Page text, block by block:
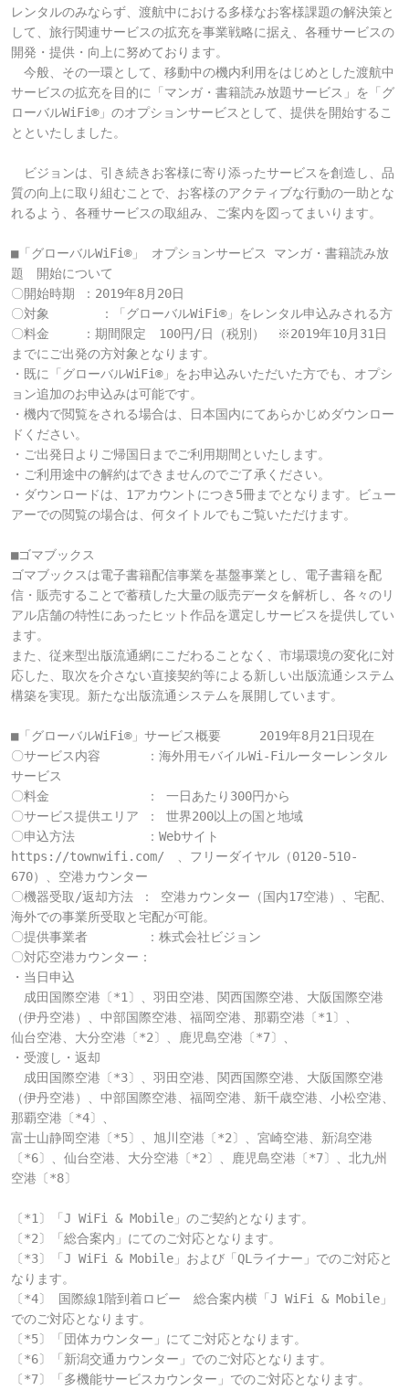
レンタルのみならず、渡航中における多様なお客様課題の解決策と
して、旅行関連サービスの拡充を事業戦略に据え、各種サービスの
開発・提供・向上に努めております。
今般、その一環として、移動中の機内利用をはじめとした渡航中
サービスの拡充を目的に「マンガ・書籍読み放題サービス」を「グ
ローバルWiFi®」のオプションサービスとして、提供を開始するこ
とといたしました。
ビジョンは、引き続きお客様に寄り添ったサービスを創造し、品
質の向上に取り組むことで、お客様のアクティブな行動の一助とな
れるよう、各種サービスの取組み、ご案内を図ってまいります。
■「グローバルWiFi®」 オプションサービス マンガ・書籍読み放
題　開始について
〇開始時期 ：2019年8月20日
〇対象       ：「グローバルWiFi®」をレンタル申込みされる方
〇料金　　 ：期間限定　100円/日（税別）　※2019年10月31日
までにご出発の方対象となります。
・既に「グローバルWiFi®」をお申込みいただいた方でも、オプシ
ョン追加のお申込みは可能です。
・機内で閲覧をされる場合は、日本国内にてあらかじめダウンロー
ドください。
・ご出発日よりご帰国日までご利用期間といたします。
・ご利用途中の解約はできませんのでご了承ください。
・ダウンロードは、1アカウントにつき5冊までとなります。ビュー
アーでの閲覧の場合は、何タイトルでもご覧いただけます。
■ゴマブックス
ゴマブックスは電子書籍配信事業を基盤事業とし、電子書籍を配
信・販売することで蓄積した大量の販売データを解析し、各々のリ
アル店舗の特性にあったヒット作品を選定しサービスを提供してい
ます。
また、従来型出版流通網にこだわることなく、市場環境の変化に対
応した、取次を介さない直接契約等による新しい出版流通システム
構築を実現。新たな出版流通システムを展開しています。
■「グローバルWiFi®」サービス概要　　　2019年8月21日現在
〇サービス内容 　　　：海外用モバイルWi-Fiルーターレンタル
サービス
〇料金 　　　　　　　： 一日あたり300円から
〇サービス提供エリア ： 世界200以上の国と地域
〇申込方法 　　　　　：Webサイト
https://townwifi.com/　、フリーダイヤル（0120-510-
670）、空港カウンター
〇機器受取/返却方法 ： 空港カウンター（国内17空港）、宅配、
海外での事業所受取と宅配が可能。
〇提供事業者　　　　 ：株式会社ビジョン
〇対応空港カウンター：
・当日申込
成田国際空港〔*1〕、羽田空港、関西国際空港、大阪国際空港
（伊丹空港）、中部国際空港、福岡空港、那覇空港〔*1〕、
仙台空港、大分空港〔*2〕、鹿児島空港〔*7〕、
・受渡し・返却
成田国際空港〔*3〕、羽田空港、関西国際空港、大阪国際空港
（伊丹空港）、中部国際空港、福岡空港、新千歳空港、小松空港、
那覇空港〔*4〕、
富士山静岡空港〔*5〕、旭川空港〔*2〕、宮崎空港、新潟空港
〔*6〕、仙台空港、大分空港〔*2〕、鹿児島空港〔*7〕、北九州
空港〔*8〕
〔*1〕「J WiFi & Mobile」のご契約となります。
〔*2〕「総合案内」にてのご対応となります。
〔*3〕「J WiFi & Mobile」および「QLライナー」でのご対応と
なります。
〔*4〕 国際線1階到着ロビー　総合案内横「J WiFi & Mobile」
でのご対応となります。
〔*5〕「団体カウンター」にてご対応となります。
〔*6〕「新潟交通カウンター」でのご対応となります。
〔*7〕「多機能サービスカウンター」でのご対応となります。